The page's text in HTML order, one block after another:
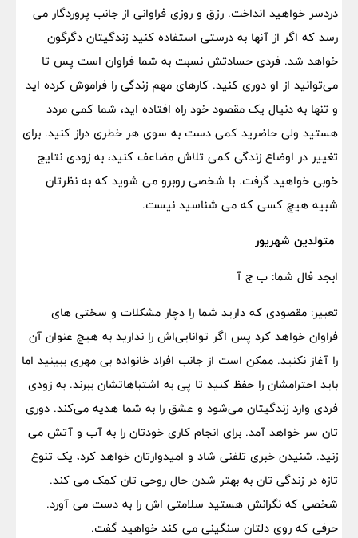
دردسر خواهید انداخت. رزق و روزی فراوانی از جانب پروردگار می
رسد که اگر از آنها به درستی استفاده کنید زندگیتان دگرگون
خواهد شد. فردی حسادتش نسبت به شما فراوان است پس تا
می‌توانید از او دوری کنید. کارهای مهم زندگی را فراموش کرده اید
و تنها به دنیال یک مقصود خود راه افتاده اید، شما کمی مردد
هستید ولی حاضرید کمی دست به سوی هر خطری دراز کنید. برای
تغییر در اوضاع زندگی کمی تلاش مضاعف کنید، به زودی نتایج
خوبی خواهید گرفت. با شخصی روبرو می شوید که به نظرتان
شبیه هیچ کسی که می شناسید نیست.
متولدین شهریور
ابجد فال شما: ب ج آ
تعبیر: مقصودی که دارید شما را دچار مشکلات و سختی های
فراوان خواهد کرد پس اگر توانایی‌اش را ندارید به هیچ عنوان آن
را آغاز نکنید. ممکن است از جانب افراد خانواده بی مهری ببینید اما
باید احترامشان را حفظ کنید تا پی به اشتباهاتشان ببرند. به زودی
فردی وارد زندگیتان می‌شود و عشق را به شما هدیه می‌کند. دوری
تان سر خواهد آمد. برای انجام کاری خودتان را به آب و آتش می
زنید. شنیدن خبری تلفنی شاد و امیدوارتان خواهد کرد، یک تنوع
تازه در زندگی تان به بهتر شدن حال روحی تان کمک می کند.
شخصی که نگرانش هستید سلامتی اش را به دست می آورد.
حرفی که روی دلتان سنگینی می کند خواهید گفت.